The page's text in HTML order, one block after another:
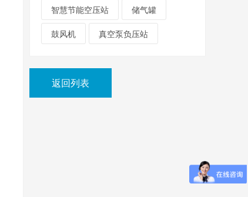
智慧节能空压站 储气罐
鼓风机 真空泵负压站
返回列表